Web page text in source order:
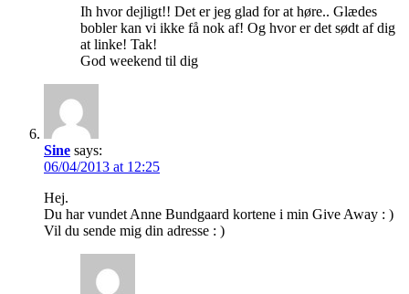
Ih hvor dejligt!! Det er jeg glad for at høre.. Glædes
bobler kan vi ikke få nok af! Og hvor er det sødt af dig
at linke! Tak!
God weekend til dig
Sine says:
06/04/2013 at 12:25
Hej.
Du har vundet Anne Bundgaard kortene i min Give Away : )
Vil du sende mig din adresse : )